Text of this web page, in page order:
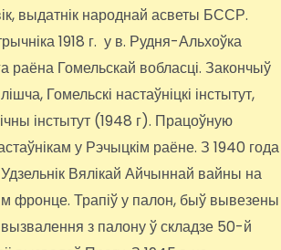
выдатнік народнай асветы БССР.
1918 г. у в. Рудня-Альхоўка
раёна Гомельскай вобласці. Закончыў
Гомельскі настаўніцкі інстытут,
інстытут (1948 г). Працоўную
у Рэчыцкім раёне. З 1940 года
Вялікай Айчыннай вайны на
фронце. Трапіў у палон, быў вывезены
з палону ў складзе 50-й